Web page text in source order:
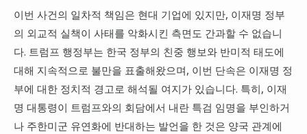
이번 사건의 일차적 책임은 현대 기업에 있지만, 이재명 정부
의 외교적 실책이 사태를 악화시킨 측면도 간과할 수 없습니
다. 트럼프 행정부는 한국 정부의 친중 행보와 반미적 태도에
대해 지속적으로 불만을 표출해왔으며, 이번 단속은 이재명 정
부에 대한 정치적 경고로 해석될 여지가 있습니다. 특히, 이재
명 대통령이 트럼프와의 회담에서 내란 특검 임명을 부인하거
나 주한미군 유연화에 반대하는 발언을 한 것은 양국 관계에